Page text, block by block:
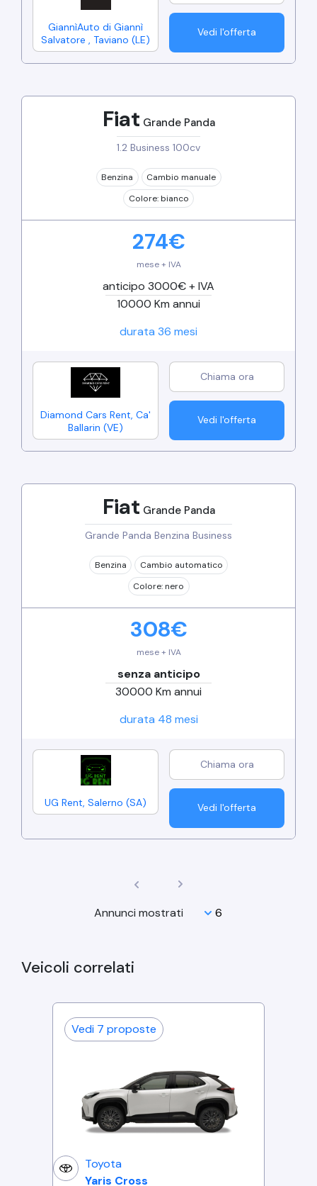
GiannìAuto di Giannì
Salvatore , Taviano (LE)
Vedi l'offerta
Fiat Grande Panda
1.2 Business 100cv
Benzina Cambio manuale
Colore:bianco
274€
mese + IVA
anticipo 3000€ + IVA
10000 Km annui
durata 36 mesi
Diamond Cars Rent, Ca'
Ballarin (VE)
Vedi l'offerta
Fiat Grande Panda
Grande Panda Benzina Business
Benzina Cambio automatico
Colore:nero
308€
mese + IVA
senza anticipo
30000 Km annui
durata 48 mesi
UG Rent, Salerno (SA) Vedi l'offerta
Annunci mostrati
Veicoli correlati
Vedi 7 proposte
Toyota
Yaris Cross